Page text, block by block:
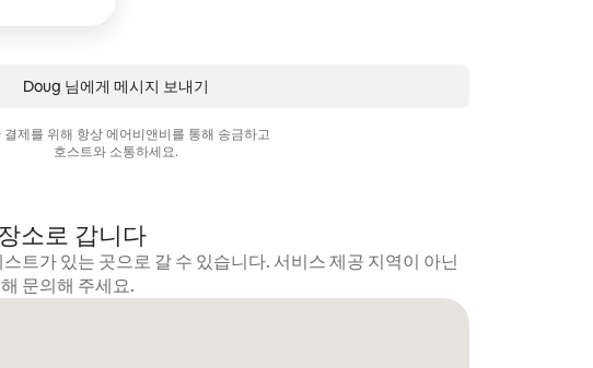
Doug 님에게 메시지 보내기
결제를 위해 항상 에어비앤비를 통해 송금하고
호스트와 소통하세요.
소로 갑니다
트가 있는 곳으로 갈 수 있습니다. 서비스 제공 지역이 아닌
문의해 주세요.